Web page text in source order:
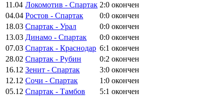
11.04 Локомотив - Спартак 2:0 окончен
04.04 Ростов - Спартак 0:0 окончен
18.03 Спартак - Урал 0:0 окончен
13.03 Динамо - Спартак 0:0 окончен
07.03 Спартак - Краснодар 6:1 окончен
28.02 Спартак - Рубин 0:2 окончен
16.12 Зенит - Спартак 3:0 окончен
12.12 Сочи - Спартак 1:0 окончен
05.12 Спартак - Тамбов 5:1 окончен